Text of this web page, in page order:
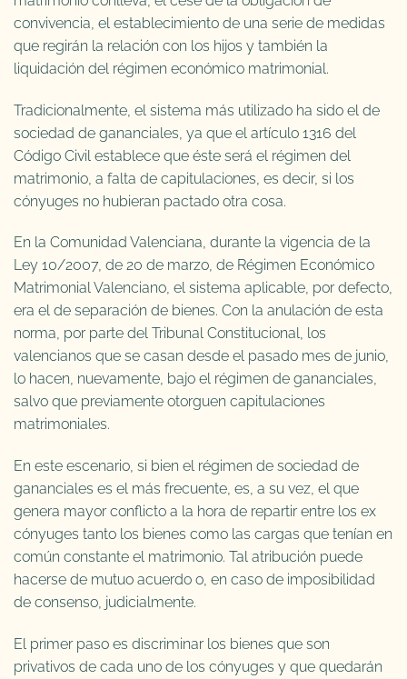
convivencia, el establecimiento de una serie de medidas
que regirán la relación con los hijos y también la
liquidación del régimen económico matrimonial.
Tradicionalmente, el sistema más utilizado ha sido el de
sociedad de gananciales, ya que el artículo 1316 del
Código Civil establece que éste será el régimen del
matrimonio, a falta de capitulaciones, es decir, si los
cónyuges no hubieran pactado otra cosa.
En la Comunidad Valenciana, durante la vigencia de la
Ley 10/2007, de 20 de marzo, de Régimen Económico
Matrimonial Valenciano, el sistema aplicable, por defecto,
era el de separación de bienes. Con la anulación de esta
norma, por parte del Tribunal Constitucional, los
valencianos que se casan desde el pasado mes de junio,
lo hacen, nuevamente, bajo el régimen de gananciales,
salvo que previamente otorguen capitulaciones
matrimoniales.
En este escenario, si bien el régimen de sociedad de
gananciales es el más frecuente, es, a su vez, el que
genera mayor conflicto a la hora de repartir entre los ex
cónyuges tanto los bienes como las cargas que tenían en
común constante el matrimonio. Tal atribución puede
hacerse de mutuo acuerdo o, en caso de imposibilidad
de consenso, judicialmente.
El primer paso es discriminar los bienes que son
privativos de cada uno de los cónyuges y que quedarán